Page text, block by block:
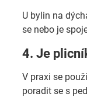
U bylin na
se nebo je
4. Je
V praxi se
poradit se s